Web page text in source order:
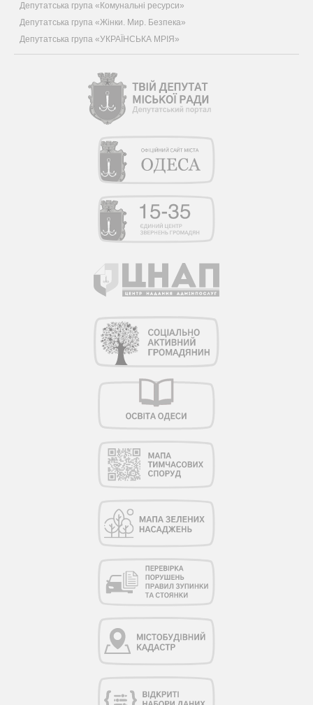
Депутатська група «Комунальні ресурси»
Депутатська група «Жінки. Мир. Безпека»
Депутатська група «УКРАЇНСЬКА МРІЯ»